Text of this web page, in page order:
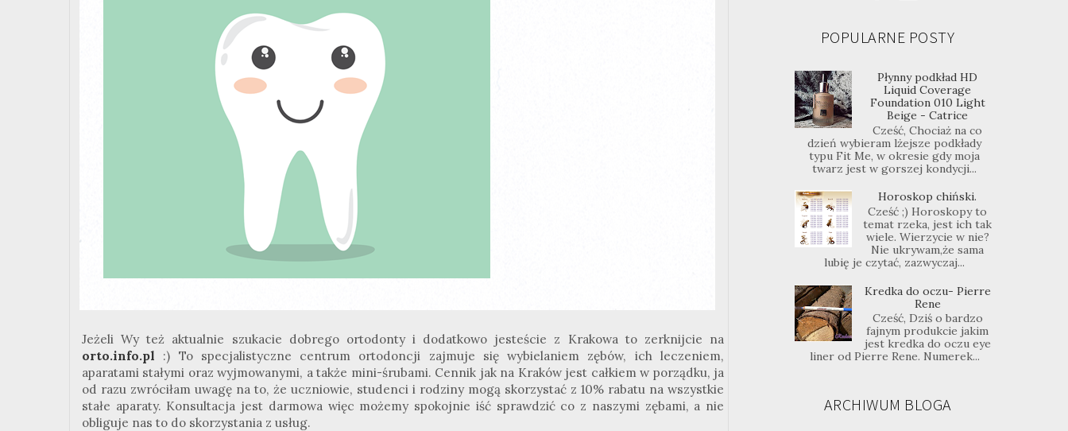
Jeżeli Wy też aktualnie szukacie dobrego ortodonty i dodatkowo jesteście z Krakowa to zerknijcie na
orto.info.pl :) To specjalistyczne centrum ortodoncji zajmuje się wybielaniem zębów, ich leczeniem,
aparatami stałymi oraz wyjmowanymi, a także mini-śrubami. Cennik jak na Kraków jest całkiem w porządku, ja
od razu zwróciłam uwagę na to, że uczniowie, studenci i rodziny mogą skorzystać z 10% rabatu na wszystkie
stałe aparaty. Konsultacja jest darmowa więc możemy spokojnie iść sprawdzić co z naszymi zębami, a nie
obliguje nas to do skorzystania z usług.
POPULARNE POSTY
Płynny podkład HD
Liquid Coverage
Foundation 010 Light
Beige - Catrice
Cześć, Chociaż na co
dzień wybieram lżejsze podkłady
typu Fit Me, w okresie gdy moja
twarz jest w gorszej kondycji...
Horoskop chiński.
Cześć ;) Horoskopy to
temat rzeka, jest ich tak
wiele. Wierzycie w nie?
Nie ukrywam,że sama
lubię je czytać, zazwyczaj...
Kredka do oczu- Pierre
Rene
Cześć, Dziś o bardzo
fajnym produkcie jakim
jest kredka do oczu eye
liner od Pierre Rene. Numerek...
ARCHIWUM BLOGA